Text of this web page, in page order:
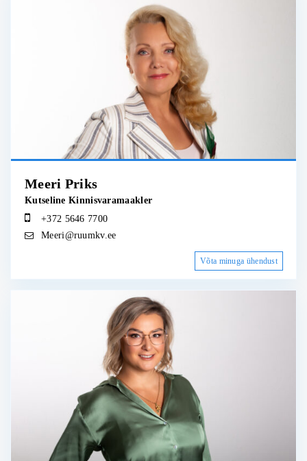
Meeri Priks
Kutseline Kinnisvaramaakler
+372 5646 7700
Meeri@ruumkv.ee
Võta minuga ühendust